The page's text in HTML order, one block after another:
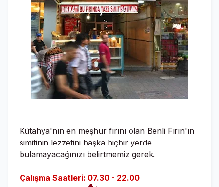
Kütahya'nın en meşhur fırını olan Benli Fırın'ın
simitinin lezzetini başka hiçbir yerde
bulamayacağınızı belirtmemiz gerek.
Çalışma Saatleri: 07.30 - 22.00